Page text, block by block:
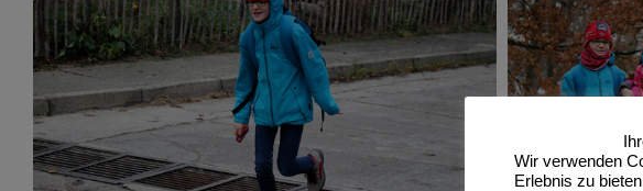
Wir verwenden
Erlebnis zu